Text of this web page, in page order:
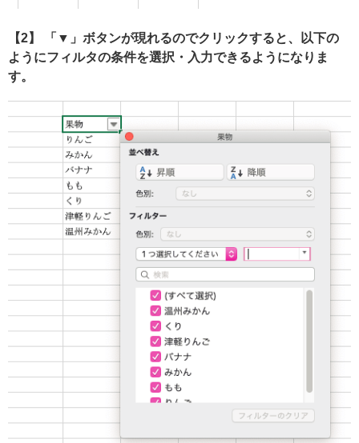
【2】 「▼」ボタンが現れるのでクリックすると、以下の
ようにフィルタの条件を選択・入力できるようになりま
す。